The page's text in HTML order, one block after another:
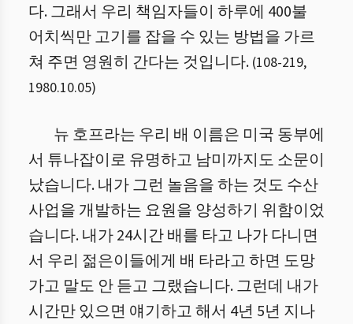
다. 그래서 우리 책임자들이 하루에 400불
어치씩만 고기를 잡을 수 있는 방법을 가르
쳐 주면 영원히 간다는 것입니다. (108-219,
1980.10.05)
뉴 호프라는 우리 배 이름은 미국 동부에
서 튜나잡이로 유명하고 남미까지도 소문이
났습니다. 내가 그런 놀음을 하는 것도 수산
사업을 개발하는 요원을 양성하기 위함이었
습니다. 내가 24시간 배를 타고 나가 다니면
서 우리 젊은이들에게 배 타라고 하면 도망
가고 말도 안 듣고 그랬습니다. 그런데 내가
시간만 있으면 얘기하고 해서 4년 5년 지나